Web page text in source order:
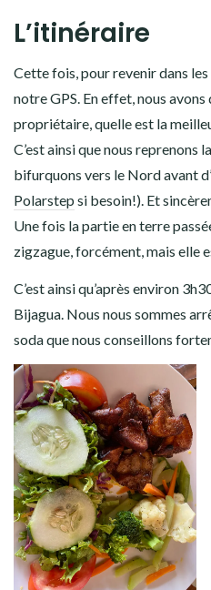
L’itinéraire
Cette fois, pour revenir dans les
notre GPS. En effet, nous
propriétaire, quelle est la
C’est ainsi que nous reprenons
bifurquons vers le Nord avant
Polarstep si besoin!). Et
Une fois la partie en terre
zigzague, forcément, mais elle
C’est ainsi qu’après environ
Bijagua. Nous nous sommes
soda que nous conseillons